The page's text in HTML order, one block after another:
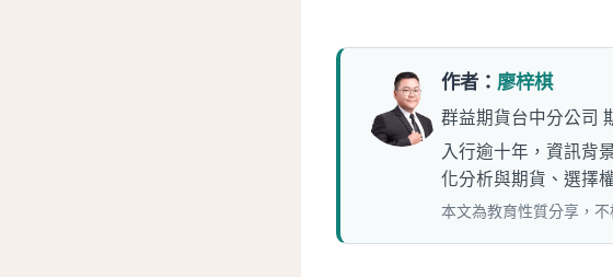
作者： 廖梓棋
群益期貨台中分公司
入行逾十年，資訊背
化分析與期貨、選擇
本文為教育性質分享，